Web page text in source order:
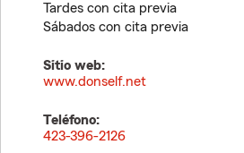
Tardes con cita previa
Sábados con cita previa
Sitio web:
www.donself.net
Teléfono:
423-396-2126